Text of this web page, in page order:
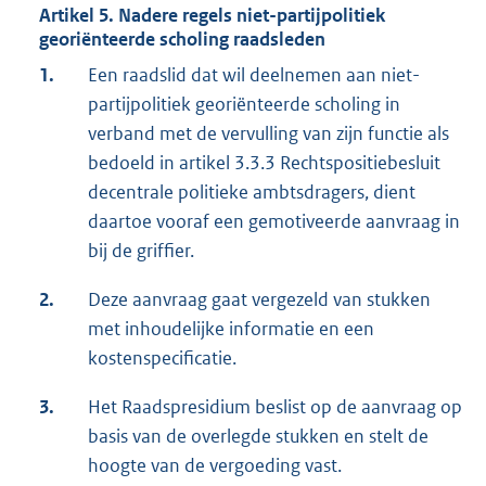
Artikel 5. Nadere regels niet-partijpolitiek
georiënteerde scholing raadsleden
1.
Een raadslid dat wil deelnemen aan niet-
partijpolitiek georiënteerde scholing in
verband met de vervulling van zijn functie als
bedoeld in artikel 3.3.3 Rechtspositiebesluit
decentrale politieke ambtsdragers, dient
daartoe vooraf een gemotiveerde aanvraag in
bij de griffier.
2.
Deze aanvraag gaat vergezeld van stukken
met inhoudelijke informatie en een
kostenspecificatie.
3.
Het Raadspresidium beslist op de aanvraag op
basis van de overlegde stukken en stelt de
hoogte van de vergoeding vast.